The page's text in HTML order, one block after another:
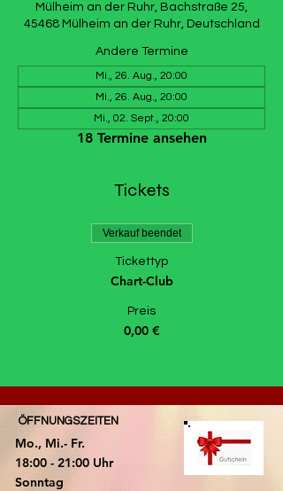
Mülheim an der Ruhr, Bachstraße 25,
45468 Mülheim an der Ruhr, Deutschland
Andere Termine
Mi., 26. Aug., 20:00
Mi., 26. Aug., 20:00
Mi., 02. Sept., 20:00
18 Termine ansehen
Tickets
Verkauf beendet
Tickettyp
Chart-Club
Preis
0,00 €
ÖFFNUNGSZEITEN
Mo., Mi.- Fr.
18:00 - 21:00 Uhr
​Sonntag